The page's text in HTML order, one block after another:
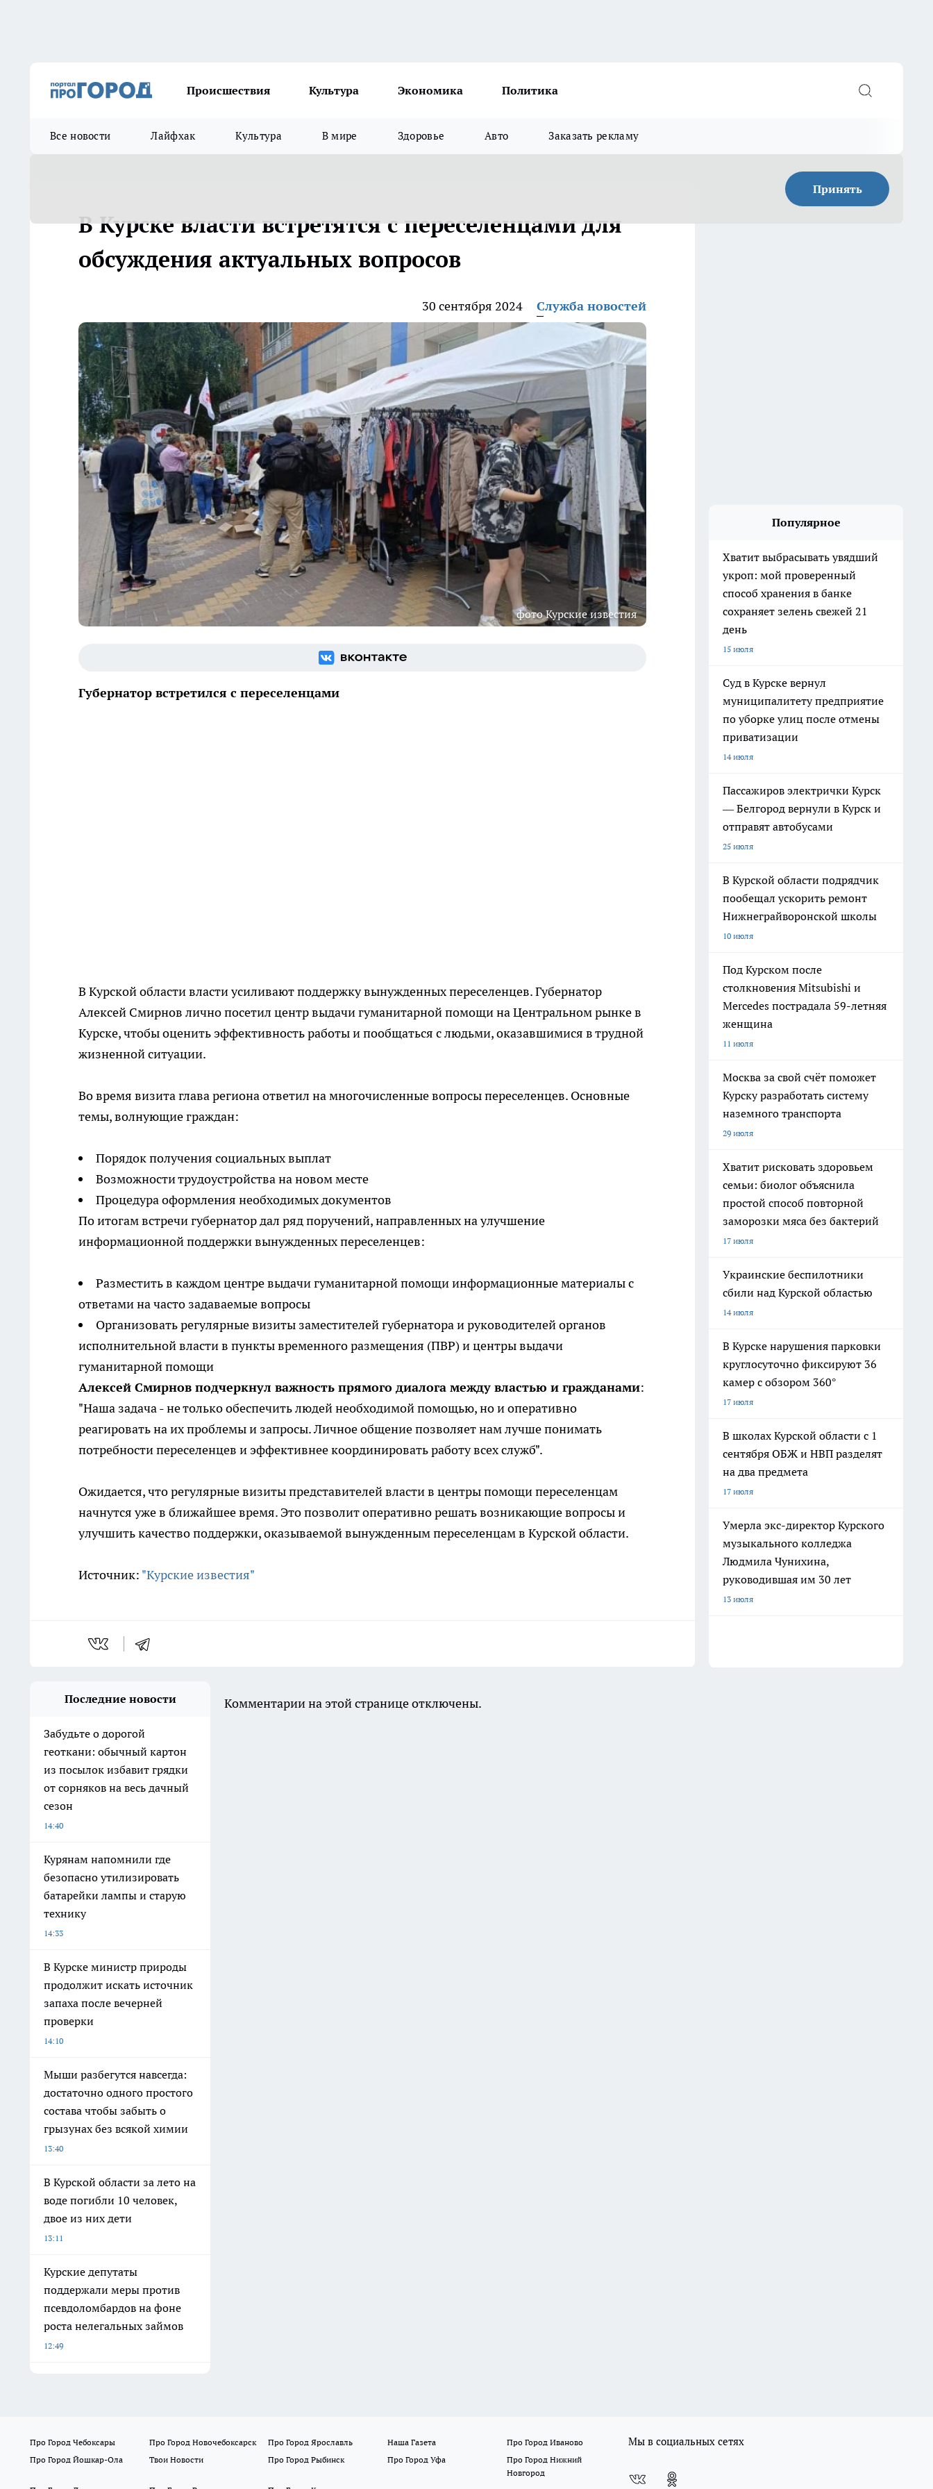
Происшествия Культура Экономика Политика
Все новости Лайфхак Культура В мире Здоровье Авто Заказать рекламу
Принять
В Курске власти встретятся с переселенцами для
обсуждения актуальных вопросов
30 сентября 2024 Служба новостей
фото Курские известия
Губернатор встретился с переселенцами
В Курской области власти усиливают поддержку вынужденных переселенцев. Губернатор
Алексей Смирнов лично посетил центр выдачи гуманитарной помощи на Центральном рынке в
Курске, чтобы оценить эффективность работы и пообщаться с людьми, оказавшимися в трудной
жизненной ситуации.
Во время визита глава региона ответил на многочисленные вопросы переселенцев. Основные
темы, волнующие граждан:
Порядок получения социальных выплат
Возможности трудоустройства на новом месте
Процедура оформления необходимых документов
По итогам встречи губернатор дал ряд поручений, направленных на улучшение
информационной поддержки вынужденных переселенцев:
Разместить в каждом центре выдачи гуманитарной помощи информационные материалы с
ответами на часто задаваемые вопросы
Организовать регулярные визиты заместителей губернатора и руководителей органов
исполнительной власти в пункты временного размещения (ПВР) и центры выдачи
гуманитарной помощи
Алексей Смирнов подчеркнул важность прямого диалога между властью и гражданами:
"Наша задача - не только обеспечить людей необходимой помощью, но и оперативно
реагировать на их проблемы и запросы. Личное общение позволяет нам лучше понимать
потребности переселенцев и эффективнее координировать работу всех служб".
Ожидается, что регулярные визиты представителей власти в центры помощи переселенцам
начнутся уже в ближайшее время. Это позволит оперативно решать возникающие вопросы и
улучшить качество поддержки, оказываемой вынужденным переселенцам в Курской области.
Источник: "Курские известия"
Популярное
Хватит выбрасывать увядший
укроп: мой проверенный
способ хранения в банке
сохраняет зелень свежей 21
день
15 июля
Суд в Курске вернул
муниципалитету предприятие
по уборке улиц после отмены
приватизации
14 июля
Пассажиров электрички Курск
— Белгород вернули в Курск и
отправят автобусами
25 июля
В Курской области подрядчик
пообещал ускорить ремонт
Нижнеграйворонской школы
10 июля
Под Курском после
столкновения Mitsubishi и
Mercedes пострадала 59-летняя
женщина
11 июля
Москва за свой счёт поможет
Курску разработать систему
наземного транспорта
29 июля
Хватит рисковать здоровьем
семьи: биолог объяснила
простой способ повторной
заморозки мяса без бактерий
17 июля
Украинские беспилотники
сбили над Курской областью
14 июля
В Курске нарушения парковки
круглосуточно фиксируют 36
камер с обзором 360°
17 июля
В школах Курской области с 1
сентября ОБЖ и НВП разделят
на два предмета
17 июля
Умерла экс-директор Курского
музыкального колледжа
Людмила Чунихина,
руководившая им 30 лет
13 июля
Последние новости
Забудьте о дорогой
геоткани: обычный картон
из посылок избавит грядки
от сорняков на весь дачный
сезон
14:40
Курянам напомнили где
безопасно утилизировать
батарейки лампы и старую
технику
14:33
В Курске министр природы
продолжит искать источник
запаха после вечерней
проверки
14:10
Мыши разбегутся навсегда:
достаточно одного простого
состава чтобы забыть о
грызунах без всякой химии
13:40
В Курской области за лето на
воде погибли 10 человек,
двое из них дети
13:11
Курские депутаты
поддержали меры против
псевдоломбардов на фоне
роста нелегальных займов
12:49
Комментарии на этой странице отключены.
Про Город Чебоксары Про Город Новочебоксарск Про Город Ярославль Наша Газета
Про Город Иваново
Про Город Йошкар-Ола
Твои Новости Про Город Рыбинск Про Город Уфа
Про Город Нижний
Новгород
Мы в социальных сетях